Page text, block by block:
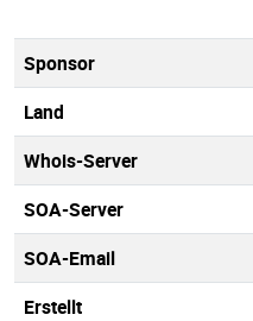
Sponsor
Land
Whois-Server
SOA-Server
SOA-Email
Erstellt